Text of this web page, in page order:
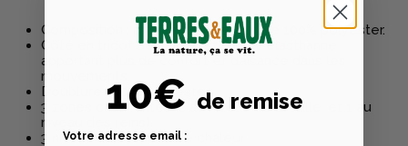
Composition : parties avant et arrière 100% polyester.
Côté en tricot 80% polyester, 20% élasthanne
apportant plus de confort et d’aisance dans les
mouvements.
Doublure 100 % polyester.
3 zones chauffantes (2 au niveau de la taille, et 1 au
niveau des reins).
3 niveaux d'intensité de chaleur.
10€ de remise
Votre adresse email :